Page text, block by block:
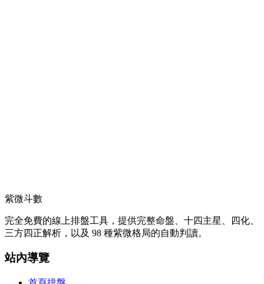
紫微斗數
完全免費的線上排盤工具，提供完整命盤、十四主星、四化、
三方四正解析，以及 98 種紫微格局的自動判讀。
站內導覽